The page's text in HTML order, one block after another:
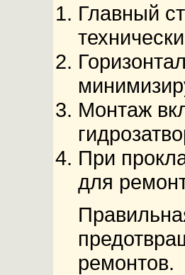
Главный
Монтаж
При
для
ремонтов.